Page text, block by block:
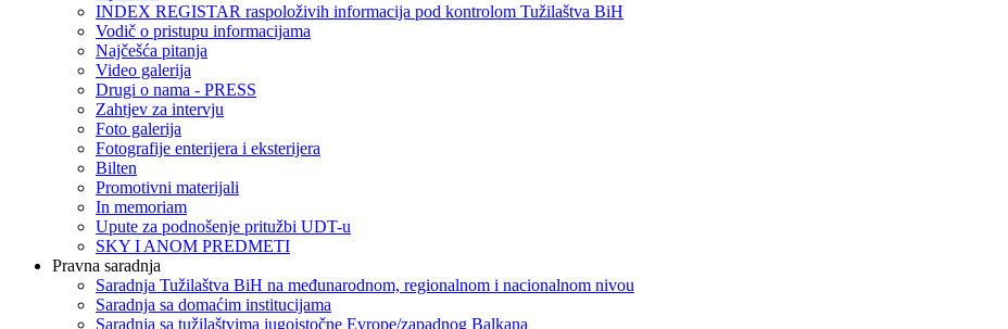
INDEX REGISTAR raspoloživih informacija pod kontrolom Tužilaštva BiH
Vodič o pristupu informacijama
Najčešća pitanja
Video galerija
Drugi o nama - PRESS
Zahtjev za intervju
Foto galerija
Fotografije enterijera i eksterijera
Bilten
Promotivni materijali
In memoriam
Upute za podnošenje pritužbi UDT-u
SKY I ANOM PREDMETI
Pravna saradnja
Saradnja Tužilaštva BiH na međunarodnom, regionalnom i nacionalnom nivou
Saradnja sa domaćim institucijama
Saradnja sa tužilaštvima jugoistočne Evrope/zapadnog Balkana